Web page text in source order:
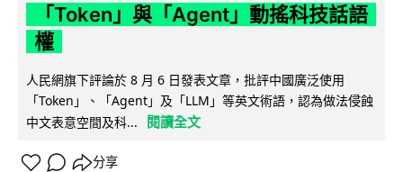
「Token」與「Agent」動搖科技話語
權
人民網旗下評論於 8 月 6 日發表文章，批評中國廣泛使用
「Token」、「Agent」及「LLM」等英文術語，認為做法侵蝕
中文表意空間及科...
閱讀全文
分享